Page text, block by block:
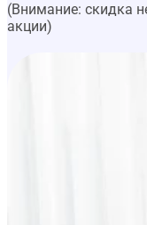
(Внимание: скидка
акции)